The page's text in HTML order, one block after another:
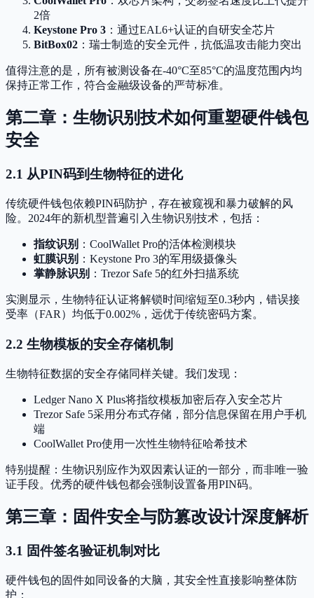
2倍
Keystone Pro 3 ：通过EAL6+认证的自研安全芯片
BitBox02 ：瑞士制造的安全元件，抗低温攻击能力突出
值得注意的是，所有被测设备在-40°C至85°C的温度范围内均
保持正常工作，符合金融级设备的严苛标准。
第二章：生物识别技术如何重塑硬件钱包
安全
2.1 从PIN码到生物特征的进化
传统硬件钱包依赖PIN码防护，存在被窥视和暴力破解的风
险。2024年的新机型普遍引入生物识别技术，包括：
指纹识别 ：CoolWallet Pro的活体检测模块
虹膜识别 ：Keystone Pro 3的军用级摄像头
掌静脉识别 ：Trezor Safe 5的红外扫描系统
实测显示，生物特征认证将解锁时间缩短至0.3秒内，错误接
受率（FAR）均低于0.002%，远优于传统密码方案。
2.2 生物模板的安全存储机制
生物特征数据的安全存储同样关键。我们发现：
Ledger Nano X Plus将指纹模板加密后存入安全芯片
Trezor Safe 5采用分布式存储，部分信息保留在用户手机
端
CoolWallet Pro使用一次性生物特征哈希技术
特别提醒：生物识别应作为双因素认证的一部分，而非唯一验
证手段。优秀的硬件钱包都会强制设置备用PIN码。
第三章：固件安全与防篡改设计深度解析
3.1 固件签名验证机制对比
硬件钱包的固件如同设备的大脑，其安全性直接影响整体防
护：